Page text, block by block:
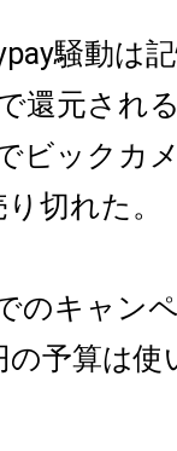
騒動は
還元され
ビックカ
切れた。
のキャン
の予算は